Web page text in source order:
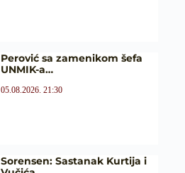
Perović sa zamenikom šefa
UNMIK-a…
05.08.2026. 21:30
Sorensen: Sastanak Kurtija i